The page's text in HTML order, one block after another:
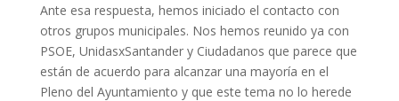
Ante esa respuesta, hemos iniciado el contacto con
otros grupos municipales. Nos hemos reunido ya con
PSOE, UnidasxSantander y Ciudadanos que parece que
están de acuerdo para alcanzar una mayoría en el
Pleno del Ayuntamiento y que este tema no lo herede